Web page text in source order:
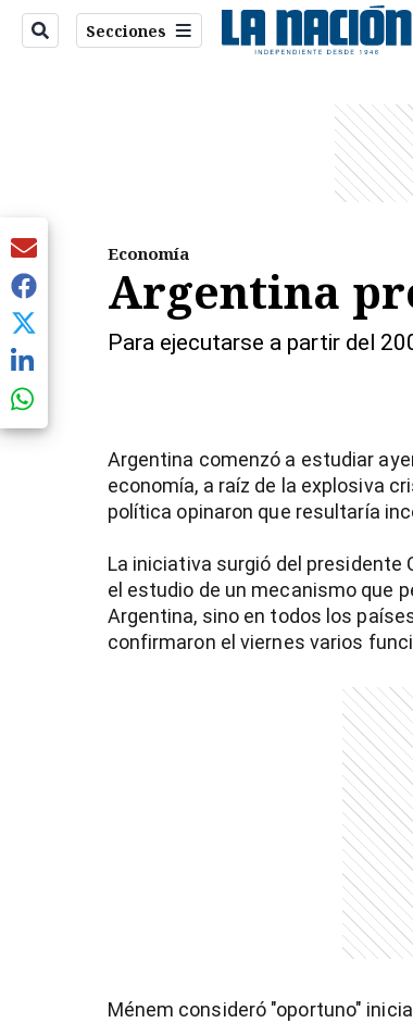
Secciones
Economía
Argentina
Para ejecutarse a partir del
Argentina comenzó a estudiar
economía, a raíz de la explosiva
política opinaron que resultaría
La iniciativa surgió del presidente
el estudio de un mecanismo que
Argentina, sino en todos los
confirmaron el viernes varios
Ménem consideró "oportuno"